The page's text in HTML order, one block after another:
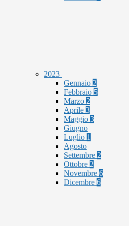
2023
Gennaio 2
Febbraio 5
Marzo 2
Aprile 3
Maggio 3
Giugno
Luglio 1
Agosto
Settembre 2
Ottobre 2
Novembre 6
Dicembre 6